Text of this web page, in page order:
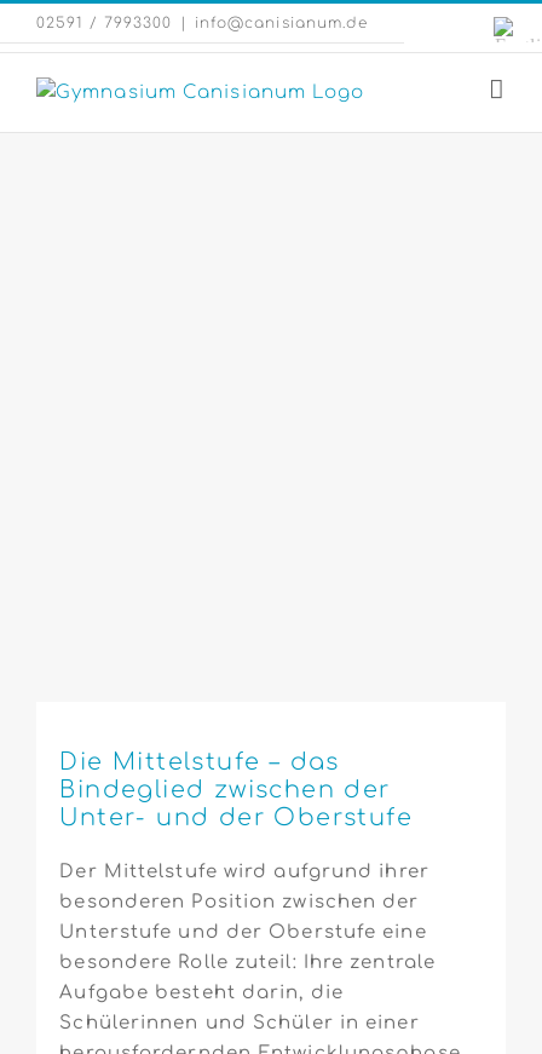
Zum
Inhalt
springen
02591 / 7993300 info@canisianum.de
Die Mittelstufe – das
Bindeglied zwischen der
Unter- und der Oberstufe
Der Mittelstufe wird aufgrund ihrer
besonderen Position zwischen der
Unterstufe und der Oberstufe eine
besondere Rolle zuteil: Ihre zentrale
Aufgabe besteht darin, die
Schülerinnen und Schüler in einer